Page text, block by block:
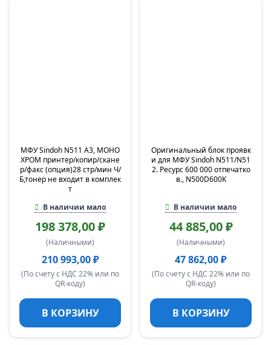
МФУ Sindoh N511 А3, МОНО
ХРОМ принтер/копир/скане
р/факс (опция)28 стр/мин Ч/
Б,тонер не входит в комплек
т
В наличии мало
198 378,00 ₽
(Наличными)
210 993,00 ₽
(По счету с НДС 22% или по
QR-коду)
В КОРЗИНУ
Оригинальный блок проявк
и для МФУ Sindoh N511/N51
2. Ресурс 600 000 отпечатко
в., N500D600K
В наличии мало
44 885,00 ₽
(Наличными)
47 862,00 ₽
(По счету с НДС 22% или по
QR-коду)
В КОРЗИНУ